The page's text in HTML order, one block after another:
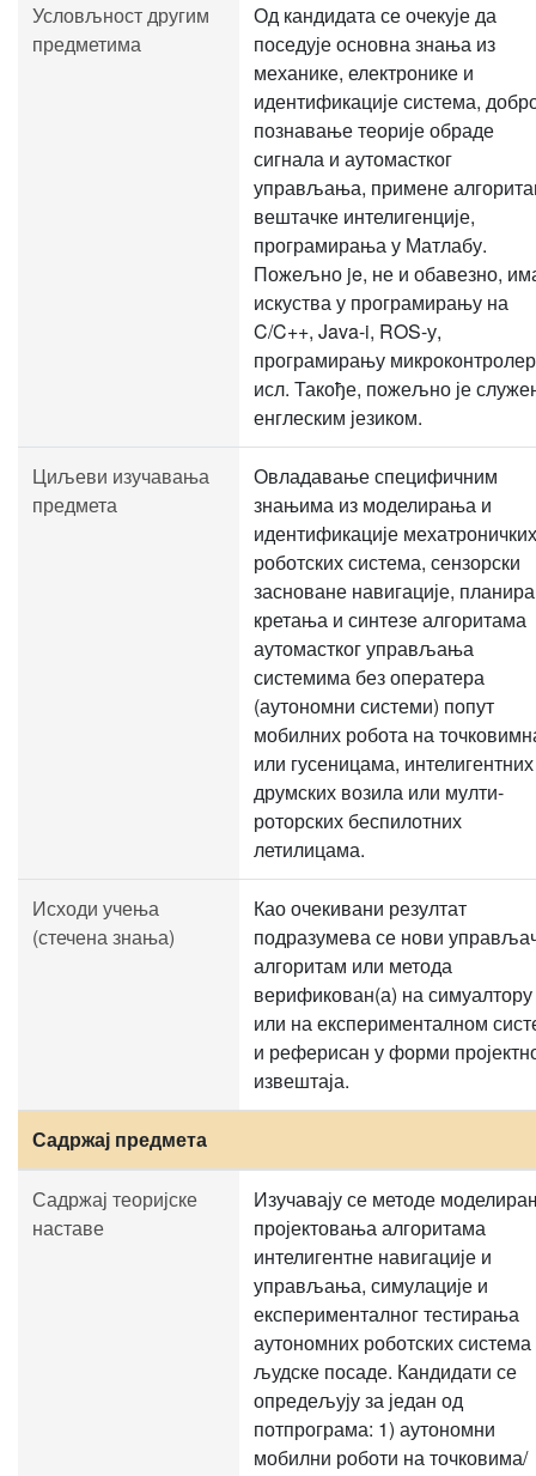
Условљност другим
предметима
Од кандидата се очекује да
поседује основна знања из
механике, електронике и
идентификације система,
познавање теорије обраде
сигнала и аутомастког
управљања, примене
вештачке интелигенције,
програмирања у Матлабу.
Пожељно je, не и обавезно,
искуства у програмирању на
C/C++, Java-i, ROS-у,
програмирању
исл. Такође, пожељно је
енглеским језиком.
Циљеви изучавања
предмета
Овладавање специфичним
знањима из моделирања и
идентификације мехатроничких
роботских система, сензорски
засноване навигације,
кретања и синтезе алгоритама
аутомастког управљања
системима без оператера
(аутономни системи) попут
мобилних робота на
или гусеницама, интелигентних
друмских возила или мулти-
роторских беспилотних
летилицама.
Исходи учења
(стечена знања)
Као очекивани резултат
подразумева се нови
алгоритам или метода
верификован(а) на симуалтору
или на експерименталном
и реферисан у форми
извештаја.
Садржај предмета
Садржај теоријске
наставе
Изучавају се методе
пројектовања алгоритама
интелигентне навигације и
управљања, симулације и
експерименталног тестирања
аутономних роботских система
људске посаде. Кандидати се
опредељују за један од
потпрограма: 1) аутономни
мобилни роботи на точковима/